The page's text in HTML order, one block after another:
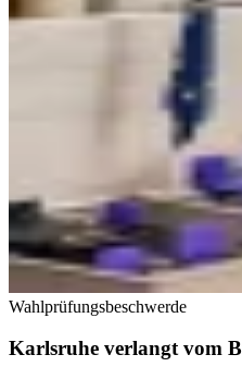
Wahlprüfungsbeschwerde
Karlsruhe verlangt vom